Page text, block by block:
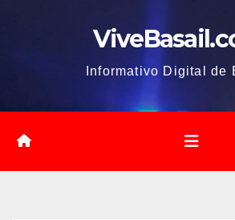
Informativo Digital de